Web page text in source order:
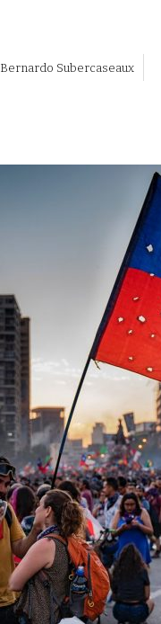
Bernardo Subercaseaux